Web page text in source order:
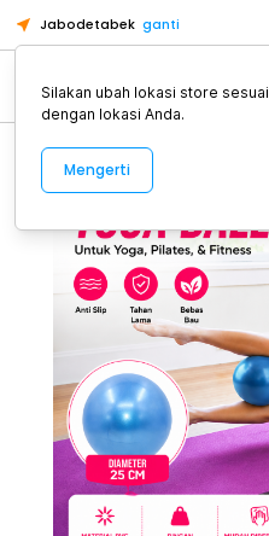
Jabodetabek ganti
Alat Kopi
Silakan ubah lokasi store sesuai
dengan lokasi Anda.
Mengerti